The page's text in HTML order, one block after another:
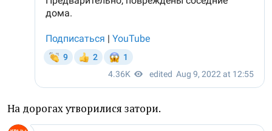
На дорогах утворилися затори.